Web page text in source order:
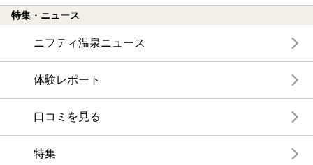
特集・ニュース
ニフティ温泉ニュース
体験レポート
口コミを見る
特集